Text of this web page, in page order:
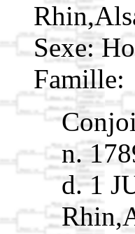
Sexe:
Famille:
n.
d. 1